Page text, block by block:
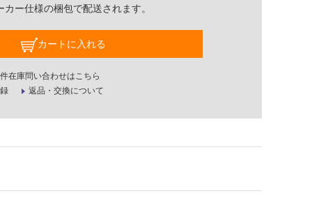
ー仕様の梱包で配送されます。
カートに入れる
在庫問い合わせはこちら
返品・交換について